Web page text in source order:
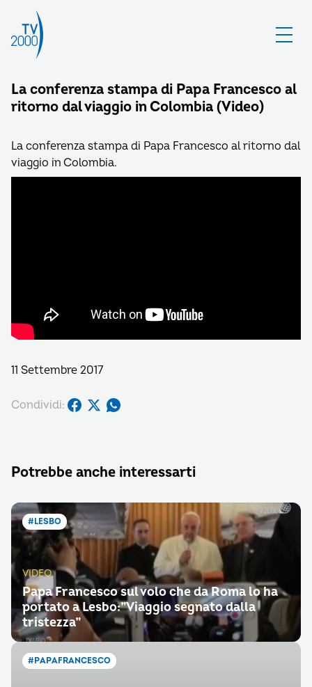
La conferenza stampa di Papa Francesco al
ritorno dal viaggio in Colombia (Video)
La conferenza stampa di Papa Francesco al ritorno dal
viaggio in Colombia.
11 Settembre 2017
Condividi:
Potrebbe anche interessarti
#LESBO
VIDEO
Papa Francesco sul volo che da Roma lo ha
portato a Lesbo:”Viaggio segnato dalla
tristezza”
#PAPAFRANCESCO